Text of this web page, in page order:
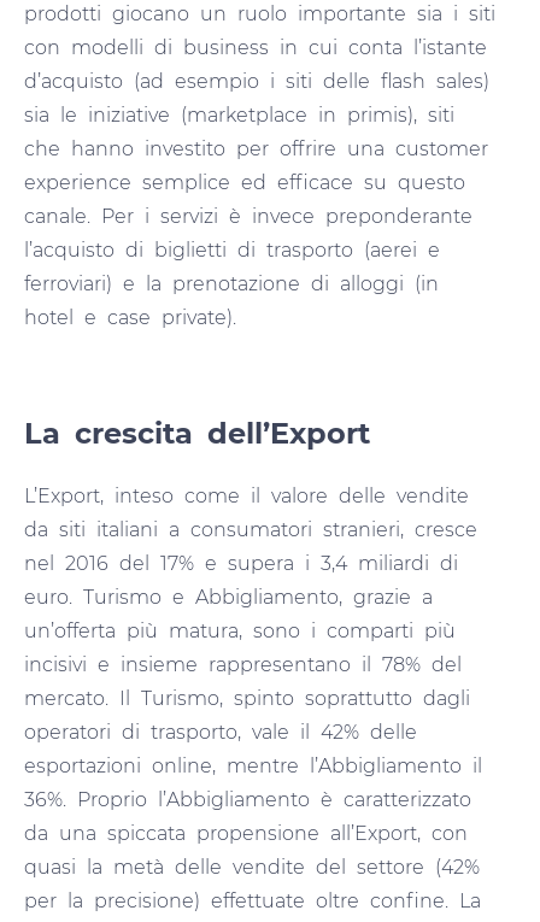
prodotti giocano un ruolo importante sia i siti
con modelli di business in cui conta l’istante
d’acquisto (ad esempio i siti delle flash sales)
sia le iniziative (marketplace in primis), siti
che hanno investito per offrire una customer
experience semplice ed efficace su questo
canale. Per i servizi è invece preponderante
l’acquisto di biglietti di trasporto (aerei e
ferroviari) e la prenotazione di alloggi (in
hotel e case private).
La crescita dell’Export
L’Export, inteso come il valore delle vendite
da siti italiani a consumatori stranieri, cresce
nel 2016 del 17% e supera i 3,4 miliardi di
euro. Turismo e Abbigliamento, grazie a
un’offerta più matura, sono i comparti più
incisivi e insieme rappresentano il 78% del
mercato. Il Turismo, spinto soprattutto dagli
operatori di trasporto, vale il 42% delle
esportazioni online, mentre l’Abbigliamento il
36%. Proprio l’Abbigliamento è caratterizzato
da una spiccata propensione all’Export, con
quasi la metà delle vendite del settore (42%
per la precisione) effettuate oltre confine. La